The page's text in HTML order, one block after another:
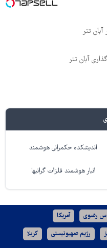
آبان تتر
اندیشکده حکمرانی هوشمند
انبار هوشمند فلزات گرانبها
رضوی آمریکا
رژیم صهیونیستی کربلا